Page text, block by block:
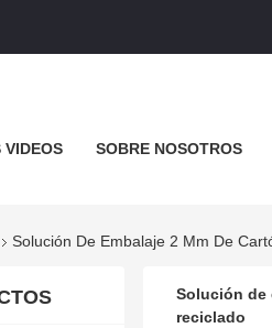
VIDEOS SOBRE NOSOTROS
Solución De Embalaje 2 Mm De
Solución de
reciclado